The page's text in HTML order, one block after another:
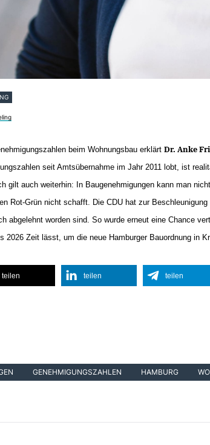
beim Wohnungsbau erklärt Dr. Anke
seit Amtsübernahme im Jahr 2011 lobt, ist
gilt auch weiterhin: In Baugenehmigungen kann man
Rot-Grün nicht schafft. Die CDU hat zur
abgelehnt worden sind. So wurde erneut eine Chance
2026 Zeit lässt, um die neue Hamburger Bauordnung in
teilen teilen teilen
GENEHMIGUNGSZAHLEN HAMBURG